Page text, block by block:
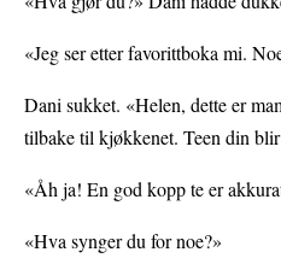
«Jeg ser etter favorittboka mi.
Dani sukket. «Helen, dette er
tilbake til kjøkkenet. Teen din
«Åh ja! En god kopp te er
«Hva synger du for noe?»